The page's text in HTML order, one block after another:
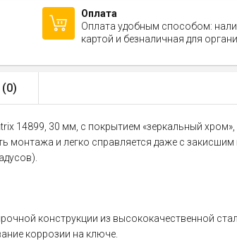
Оплата
Оплата удобным способом:
картой и безналичная для
0)
30 мм, с покрытием «зеркальный
и легко справляется даже с
конструкции из высококачественной
коррозии на ключе.